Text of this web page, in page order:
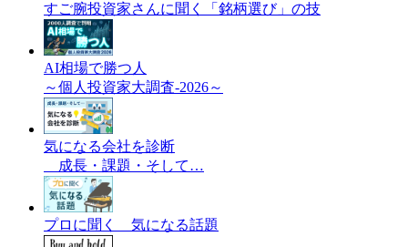
すご腕投資家さんに聞く「銘柄選び」の技
AI相場で勝つ人
～個人投資家大調査-2026～
気になる会社を診断
成長・課題・そして…
プロに聞く 気になる話題